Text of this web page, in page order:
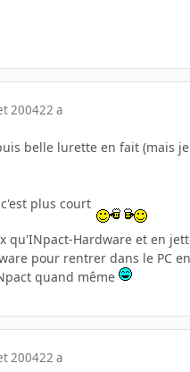
200422 a
belle lurette en fait (mais
plus court
qu'INpact-Hardware et en
pour rentrer dans le PC
quand même
200422 a